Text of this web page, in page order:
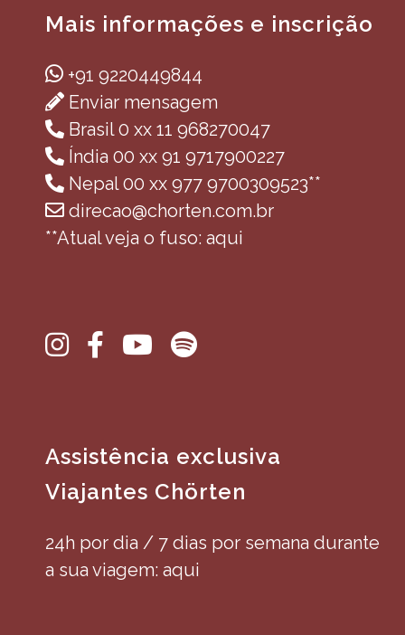
Mais informações e inscrição
+91 9220449844
Enviar mensagem
Brasil 0 xx 11 968270047
Índia 00 xx 91 9717900227
Nepal 00 xx 977 9700309523**
direcao@chorten.com.br
**Atual veja o fuso: aqui
Assistência exclusiva
Viajantes Chörten
24h por dia / 7 dias por semana durante
a sua viagem: aqui